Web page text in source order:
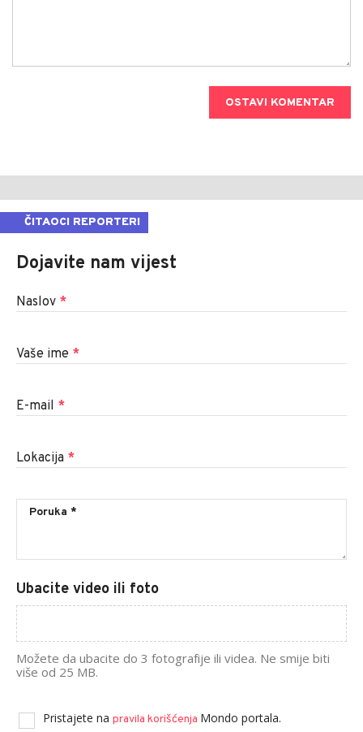
OSTAVI KOMENTAR
ČITAOCI REPORTERI
Dojavite nam vijest
Naslov *
Vaše ime *
E-mail *
Lokacija *
Ubacite video ili foto
Možete da ubacite do 3 fotografije ili videa. Ne smije biti
više od 25 MB.
Pristajete na pravila korišćenja Mondo portala.